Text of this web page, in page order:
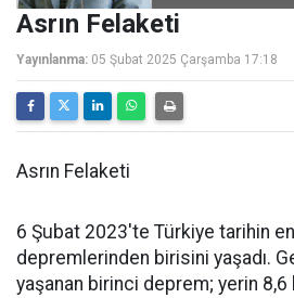
Asrın Felaketi
Yayınlanma: 05 Şubat 2025 Çarşamba 17:18
Asrın Felaketi
6 Şubat 2023'te Türkiye tarihin
depremlerinden birisini yaşadı.
yaşanan birinci deprem; yerin